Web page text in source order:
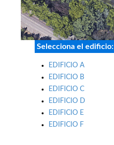
Selecciona el edificio:
EDIFICIO A
EDIFICIO B
EDIFICIO C
EDIFICIO D
EDIFICIO E
EDIFICIO F